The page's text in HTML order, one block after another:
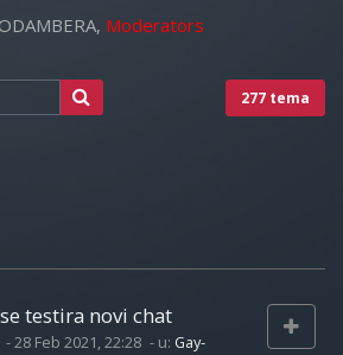
, Moderators
277 tema
testira novi chat
-28 Feb 2021, 22:28 - u: Gay-